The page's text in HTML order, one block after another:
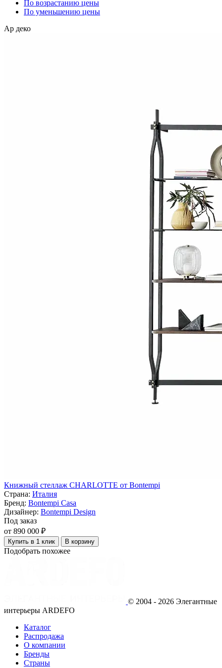
По возрастанию цены
По уменьшению цены
Ар деко
Книжный стеллаж CHARLOTTE от Bontempi
Страна: Италия
Бренд: Bontempi Casa
Дизайнер: Bontempi Design
Под заказ
от 890 000 ₽
Купить в 1 клик В корзину
Подобрать похожее
© 2004 - 2026 Элегантные
интерьеры ARDEFO
Каталог
Распродажа
О компании
Бренды
Страны